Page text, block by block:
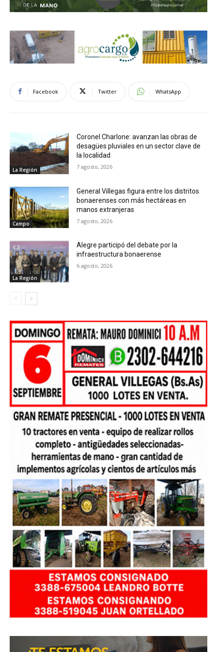
Facebook Twitter WhatsApp
La Región
Coronel Charlone: avanzan las obras de
desagües pluviales en un sector clave de
la localidad
7 agosto, 2026
Campo
General Villegas figura entre los distritos
bonaerenses con más hectáreas en
manos extranjeras
7 agosto, 2026
La Región
Alegre participó del debate por la
infraestructura bonaerense
6 agosto, 2026